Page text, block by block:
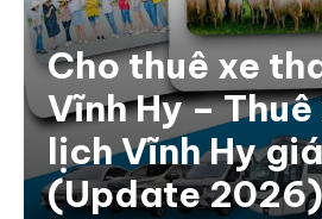
Cho thuê xe
Vĩnh Hy –
lịch Vĩnh Hy
(Update 2026)